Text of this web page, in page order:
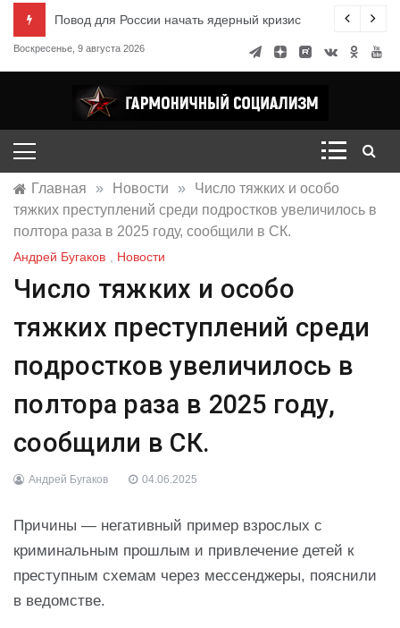
содержимому
Миронов
Повод для России начать ядерный кризис
Воскресенье, 9 августа 2026
Гармоничный социализм
портал движения
Главная » Новости »
Число тяжких и особо
тяжких преступлений среди подростков увеличилось в
полтора раза в 2025 году, сообщили в СК.
Андрей Бугаков Новости
Число тяжких и особо
тяжких преступлений среди
подростков увеличилось в
полтора раза в 2025 году,
сообщили в СК.
Андрей Бугаков 04.06.2025
Причины — негативный пример взрослых с
криминальным прошлым и привлечение детей к
преступным схемам через мессенджеры, пояснили
в ведомстве.